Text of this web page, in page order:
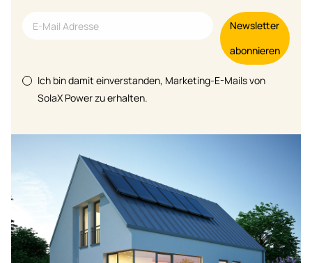
Newsletter
abonnieren
Ich bin damit einverstanden, Marketing-E-Mails von
SolaX Power zu erhalten.